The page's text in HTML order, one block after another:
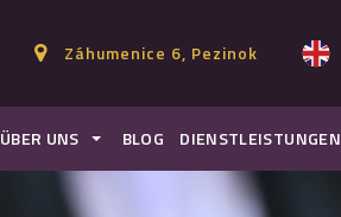
Záhumenice 6, Pezinok
ÜBER UNS BLOG DIENSTLEISTUNGEN